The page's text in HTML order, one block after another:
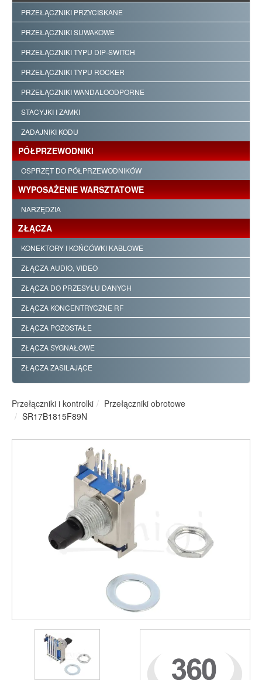
PRZEŁĄCZNIKI PRZYCISKANE
PRZEŁĄCZNIKI SUWAKOWE
PRZEŁĄCZNIKI TYPU DIP-SWITCH
PRZEŁĄCZNIKI TYPU ROCKER
PRZEŁĄCZNIKI WANDALOODPORNE
STACYJKI I ZAMKI
ZADAJNIKI KODU
PÓŁPRZEWODNIKI
OSPRZĘT DO PÓŁPRZEWODNIKÓW
WYPOSAŻENIE WARSZTATOWE
NARZĘDZIA
ZŁĄCZA
KONEKTORY I KOŃCÓWKI KABLOWE
ZŁĄCZA AUDIO, VIDEO
ZŁĄCZA DO PRZESYŁU DANYCH
ZŁĄCZA KONCENTRYCZNE RF
ZŁĄCZA POZOSTAŁE
ZŁĄCZA SYGNAŁOWE
ZŁĄCZA ZASILAJĄCE
Przełączniki i kontrolki
Przełączniki obrotowe
SR17B1815F89N